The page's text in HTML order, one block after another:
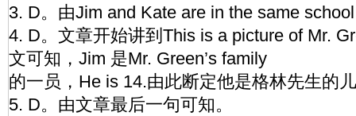
3. D。由Jim and Kate are in the same
4. D。文章开始讲到This is a picture of Mr.
文可知，Jim 是Mr. Green’s family
的一员，He is 14.由此断定他是格林先生的
5. D。由文章最后一句可知。